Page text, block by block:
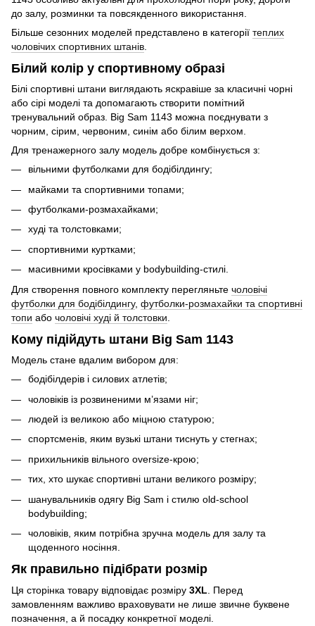
до залу, розминки та повсякденного використання.
Більше сезонних моделей представлено в категорії теплих
чоловічих спортивних штанів
Білий колір у спортивному образі
Білі спортивні штани виглядають яскравіше за класичні чорні
або сірі моделі та допомагають створити помітний
тренувальний образ. Big Sam 1143 можна поєднувати з
чорним, сірим, червоним, синім або білим верхом.
Для тренажерного залу модель добре комбінується з:
вільними футболками для бодібілдингу;
майками та спортивними топами;
футболками-розмахайками;
худі та толстовками;
спортивними куртками;
масивними кросівками у bodybuilding-стилі.
Для створення повного комплекту перегляньте чоловічі
футболки для бодібілдингу, футболки-розмахайки та спортивні
топи або чоловічі худі й толстовки
Кому підійдуть штани Big Sam 1143
Модель стане вдалим вибором для:
бодібілдерів і силових атлетів;
чоловіків із розвиненими м’язами ніг;
людей із великою або міцною статурою;
спортсменів, яким вузькі штани тиснуть у стегнах;
прихильників вільного oversize-крою;
тих, хто шукає спортивні штани великого розміру;
шанувальників одягу Big Sam і стилю old-school
bodybuilding;
чоловіків, яким потрібна зручна модель для залу та
щоденного носіння.
Як правильно підібрати розмір
Ця сторінка товару відповідає розміру 3XL . Перед
замовленням важливо враховувати не лише звичне буквене
позначення, а й посадку конкретної моделі.